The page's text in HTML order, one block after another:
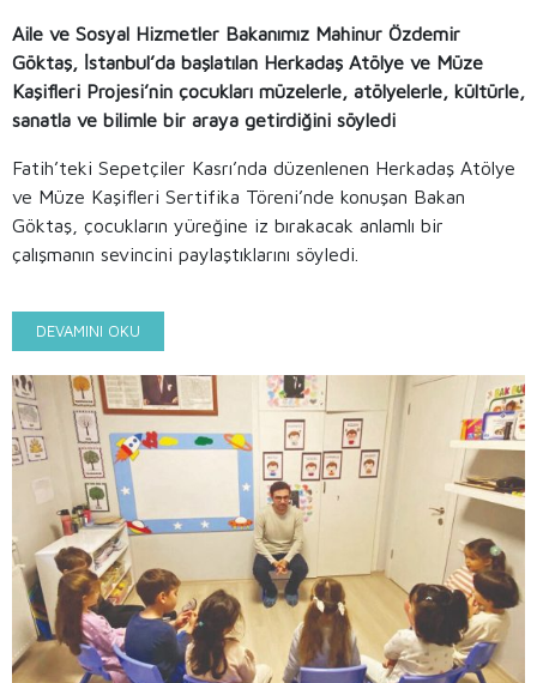
Aile ve Sosyal Hizmetler Bakanımız Mahinur Özdemir
Göktaş, İstanbul’da başlatılan Herkadaş Atölye ve Müze
Kaşifleri Projesi’nin çocukları müzelerle, atölyelerle, kültürle,
sanatla ve bilimle bir araya getirdiğini söyledi
Fatih’teki Sepetçiler Kasrı’nda düzenlenen Herkadaş Atölye
ve Müze Kaşifleri Sertifika Töreni’nde konuşan Bakan
Göktaş, çocukların yüreğine iz bırakacak anlamlı bir
çalışmanın sevincini paylaştıklarını söyledi.
DEVAMINI OKU